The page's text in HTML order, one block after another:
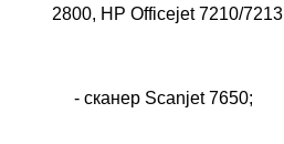
2800, HP Officejet 7210/
- сканер Scanjet 7650;